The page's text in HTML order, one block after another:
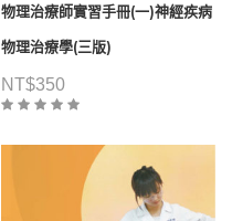
物理治療師實習手冊(一)神經疾病
物理治療學(三版)
NT$350